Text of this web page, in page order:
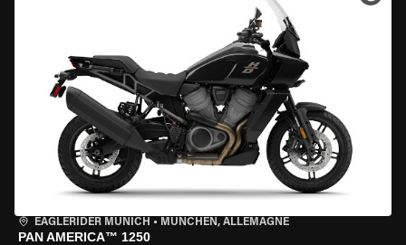
EAGLERIDER MUNICH • MÜNCHEN, ALLEMAGNE
PAN AMERICA™ 1250